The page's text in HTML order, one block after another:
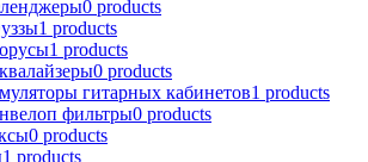
0 products
1 products
1 products
0 products
гитарных кабинетов1 products
фильтры0 products
0 products
1 products